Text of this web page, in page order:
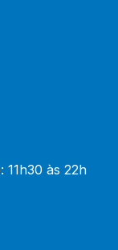
11h30 às 22h